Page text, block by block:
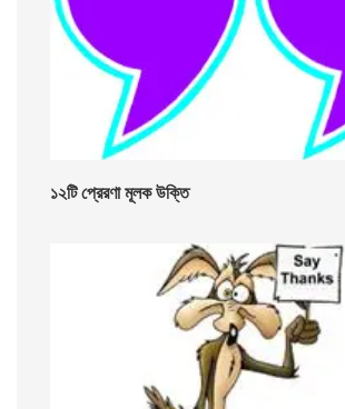
১২টি প্রেরণা মূলক উক্তি